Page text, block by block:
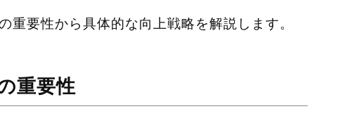
重要性から具体的な向上戦略を解説します。
重要性